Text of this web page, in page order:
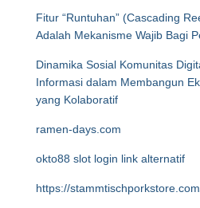
Fitur “Runtuhan” (Cascading
Adalah Mekanisme Wajib Bagi
Dinamika Sosial Komunitas
Informasi dalam Membangun
yang Kolaboratif
ramen-days.com
okto88 slot login link alternatif
https://